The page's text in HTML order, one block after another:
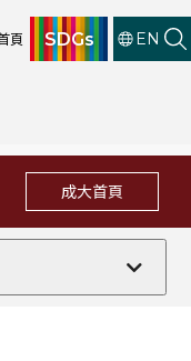
頁 SDGs EN
成大首頁